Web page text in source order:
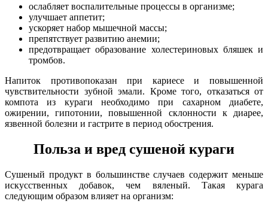
ослабляет воспалительные процессы в организме;
улучшает аппетит;
ускоряет набор мышечной массы;
препятствует развитию анемии;
предотвращает образование холестериновых бляшек и
тромбов.
Напиток противопоказан при кариесе и повышенной
чувствительности зубной эмали. Кроме того, отказаться от
компота из кураги необходимо при сахарном диабете,
ожирении, гипотонии, повышенной склонности к диарее,
язвенной болезни и гастрите в период обострения.
Польза и вред сушеной кураги
Сушеный продукт в большинстве случаев содержит меньше
искусственных добавок, чем вяленый. Такая курага
следующим образом влияет на организм: